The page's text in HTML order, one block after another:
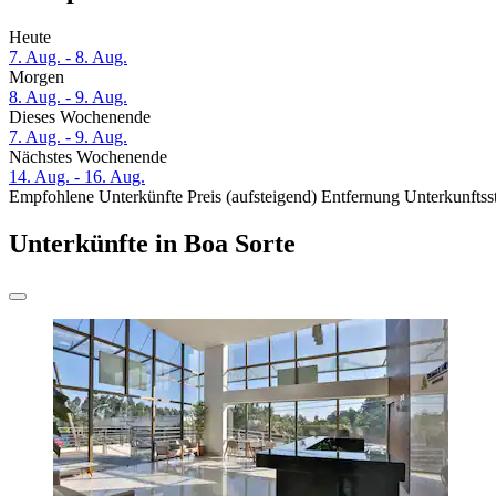
Heute
7. Aug. - 8. Aug.
Morgen
8. Aug. - 9. Aug.
Dieses Wochenende
7. Aug. - 9. Aug.
Nächstes Wochenende
14. Aug. - 16. Aug.
Empfohlene Unterkünfte Preis (aufsteigend) Entfernung
Unterkünfte in Boa Sorte